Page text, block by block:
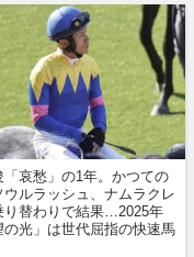
「哀愁」の1年。かつての
ウルラッシュ、ナムラクレ
り替わりで結果…2025年
の光」は世代屈指の快速馬